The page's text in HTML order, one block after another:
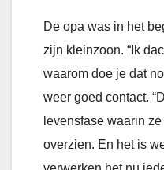
De opa was in het
zijn kleinzoon. “Ik
waarom doe je dat
weer goed contact.
levensfase waarin
overzien. En het is